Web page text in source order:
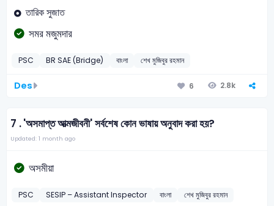
তারিক সুজাত
সমর মজুমদার
PSC BR SAE (Bridge) বাংলা শেখ মুজিবুর রহমান
Des 6 2.8k
7 .'অসমাপ্ত আত্মজীবনী' সর্বশেষ কোন ভাষায় অনুবাদ করা হয়?
Updated: 1 month ago
অসমীয়া
PSC SESIP – Assistant Inspector বাংলা শেখ মুজিবুর রহমান